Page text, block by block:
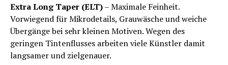
Extra Long Taper (ELT)– Maximale Feinheit.
Vorwiegend für Mikrodetails, Grauwäsche und weiche
Übergänge bei sehr kleinen Motiven. Wegen des
geringen Tintenflusses arbeiten viele Künstler damit
langsamer und zielgenauer.